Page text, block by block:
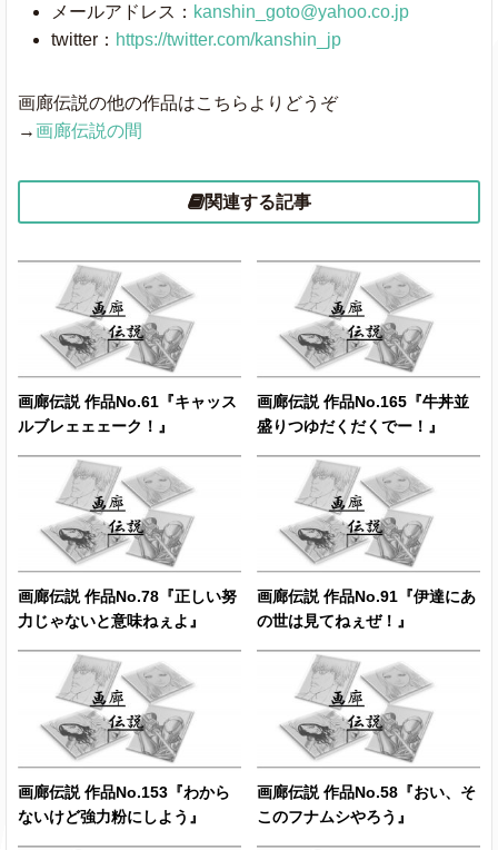
メールアドレス： kanshin_goto@yahoo.co.jp
twitter： https://twitter.com/kanshin_jp
画廊伝説の他の作品はこちらよりどうぞ
→画廊伝説の間
関連する記事
画廊伝説 作品No.61『キャッス
ルブレェェェーク！』
画廊伝説 作品No.165『牛丼並
盛りつゆだくだくでー！』
画廊伝説 作品No.78『正しい努
力じゃないと意味ねぇよ』
画廊伝説 作品No.91『伊達にあ
の世は見てねぇぜ！』
画廊伝説 作品No.153『わから
ないけど強力粉にしよう』
画廊伝説 作品No.58『おい、そ
このフナムシやろう』